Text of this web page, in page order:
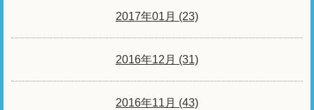
2017年01月 (23)
2016年12月 (31)
2016年11月 (43)